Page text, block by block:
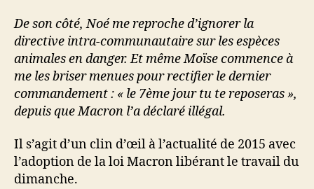
De son côté, Noé me reproche d’ignorer la
directive intra-communautaire sur les espèces
animales en danger. Et même Moïse commence à
me les briser menues pour rectifier le dernier
commandement : « le 7ème jour tu te reposeras »,
depuis que Macron l’a déclaré illégal.
Il s’agit d’un clin d’œil à l’actualité de 2015 avec
l’adoption de la loi Macron libérant le travail du
dimanche.